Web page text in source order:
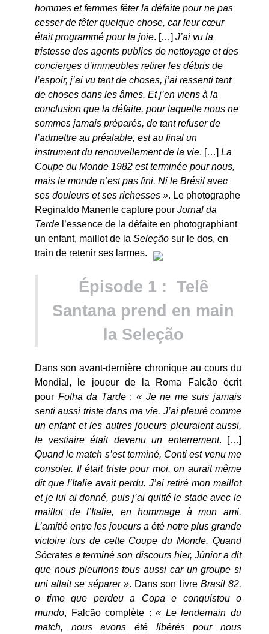
hommes et femmes fêter la défaite pour ne pas
cesser de fêter quelque chose, car leur cœur
était programmé pour la joie. […] J’ai vu la
tristesse des agents publics de nettoyage et des
concierges d’immeubles retirer les débris de
l’espoir, j’ai vu tant de choses, j’ai ressenti tant
de choses dans les âmes. Et j’en viens à la
conclusion que la défaite, pour laquelle nous ne
sommes jamais préparés, de tant refuser de
l’admettre au préalable, est au final un
instrument du renouvellement de la vie. […] La
Coupe du Monde 1982 est terminée pour nous,
mais le monde n’est pas fini. Ni le Brésil avec
ses douleurs et ses richesses ». Le photographe
Reginaldo Manente capture pour Jornal da
Tarde l’essence de la défaite en photographiant
un enfant, maillot de la Seleção sur le dos, en
train de retenir ses larmes.
Épisode 1 : Telê
Santana prend en main
la Seleção
Dans son avant-dernière chronique au cours du
Mondial, le joueur de la Roma Falcão écrit
pour Folha da Tarde:« Je ne me suis jamais
senti aussi triste dans ma vie. J’ai pleuré comme
un enfant et les autres joueurs pleuraient aussi,
le vestiaire était devenu un enterrement. […]
Quand le match s’est terminé, Conti est venu me
consoler. Il était triste pour moi, on aurait même
dit que l’Italie avait perdu. J’ai retiré mon maillot
et je lui ai donné, puis j’ai quitté le stade avec le
maillot de l’Italie, en hommage à mon ami.
L’amitié entre les joueurs a été notre plus grande
victoire lors de cette Coupe du Monde. Quand
Sócrates a terminé son discours hier, Júnior a dit
que nous pleurions tous aussi car un groupe si
uni allait se séparer ». Dans son livre Brasil 82,
o time que perdeu a Copa e conquistou o
mundo, Falcão complète :« Le lendemain du
match, nous avons été libérés pour nous